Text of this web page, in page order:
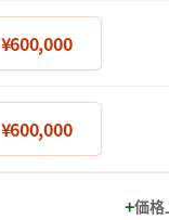
¥600,000
¥600,000
+価格